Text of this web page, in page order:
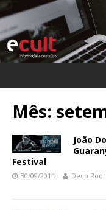
Mês:
João
Festival
30/09/2014 Deco